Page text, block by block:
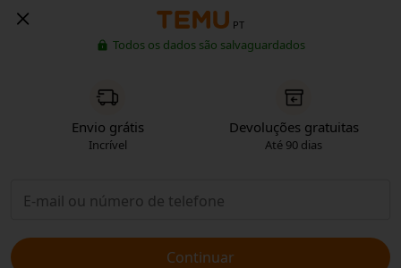
PT
Todos os dados são salvaguardados
Envio grátis
Incrível
Devoluções gratuitas
Até 90 dias
Continuar